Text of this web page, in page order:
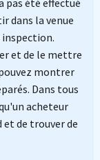
dans la venue
et de le mettre
montrer
Dans tous
acheteur
et de trouver de